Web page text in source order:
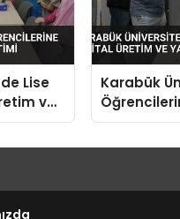
Lise
ve
Karabük
Yapay